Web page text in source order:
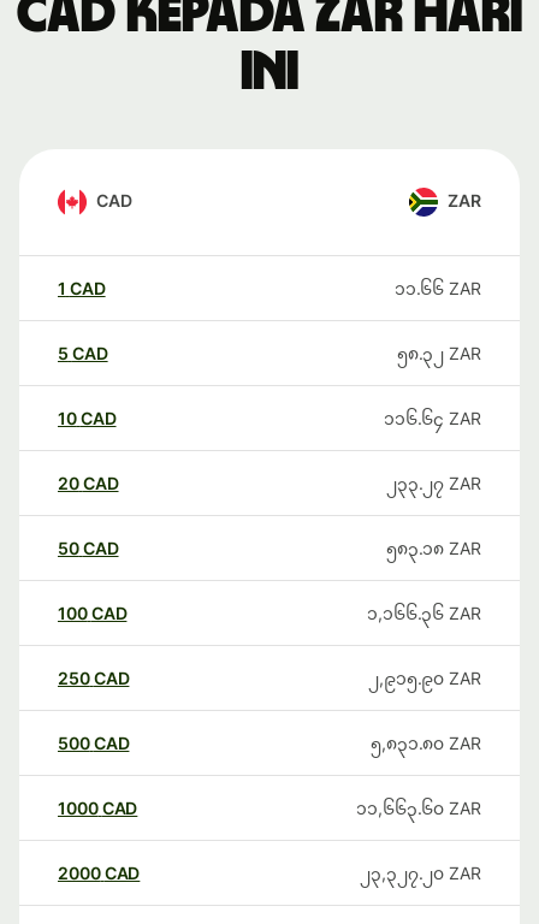
CAD kepada ZAR hari
ini
CAD ZAR
1 CAD ၁၁.၆၆ ZAR
5 CAD ၅၈.၃၂ ZAR
10CAD ၁၁၆.၆၄ ZAR
20CAD ၂၃၃.၂၇ ZAR
50CAD ၅၈၃.၁၈ ZAR
100CAD ၁,၁၆၆.၃၆ ZAR
250CAD ၂,၉၁၅.၉၀ ZAR
500CAD ၅,၈၃၁.၈၀ ZAR
1000CAD ၁၁,၆၆၃.၆၀ ZAR
2000CAD ၂၃,၃၂၇.၂၀ ZAR